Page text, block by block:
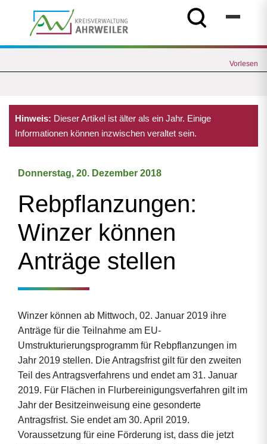
Vorlesen
Hinweis: Dieser Artikel ist älter als ein Jahr. Einige
Informationen können inzwischen veraltet sein.
Donnerstag, 20. Dezember 2018
Rebpflanzungen:
Winzer können
Anträge stellen
Winzer können ab Mittwoch, 02. Januar 2019 ihre
Anträge für die Teilnahme am EU-
Umstrukturierungsprogramm für Rebpflanzungen im
Jahr 2019 stellen. Die Antragsfrist gilt für den zweiten
Teil des Antragsverfahrens und endet am 31. Januar
2019. Für Flächen in Flurbereinigungsverfahren gilt im
Jahr der Besitzeinweisung eine gesonderte
Antragsfrist. Sie endet am 30. April 2019.
Voraussetzung für eine Förderung ist, dass die jetzt